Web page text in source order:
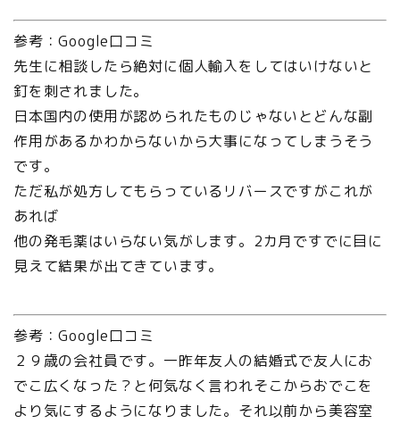
参考：Google口コミ
先生に相談したら絶対に個人輸入をしてはいけないと
釘を刺されました。
日本国内の使用が認められたものじゃないとどんな副
作用があるかわからないから大事になってしまうそう
です。
ただ私が処方してもらっているリバースですがこれが
あれば
他の発毛薬はいらない気がします。2カ月ですでに目に
見えて結果が出てきています。
参考：Google口コミ
２９歳の会社員です。一昨年友人の結婚式で友人にお
でこ広くなった？と何気なく言われそこからおでこを
より気にするようになりました。それ以前から美容室